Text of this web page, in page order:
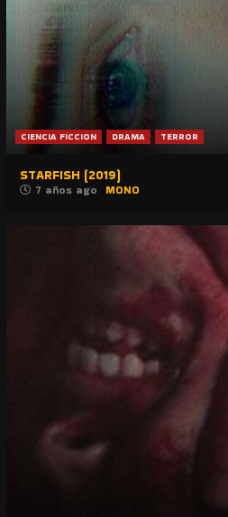
CIENCIA FICCION DRAMA TERROR
STARFISH (2019)
7 años ago MONO